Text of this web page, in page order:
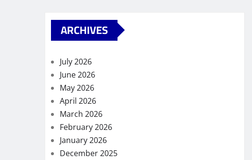
ARCHIVES
July 2026
June 2026
May 2026
April 2026
March 2026
February 2026
January 2026
December 2025